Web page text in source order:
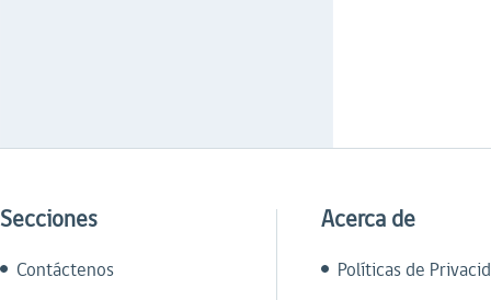
Secciones
Contáctenos
Acerca de
Políticas de